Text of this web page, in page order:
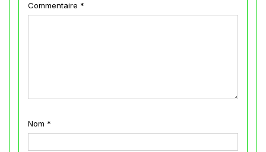
Commentaire *
Nom *